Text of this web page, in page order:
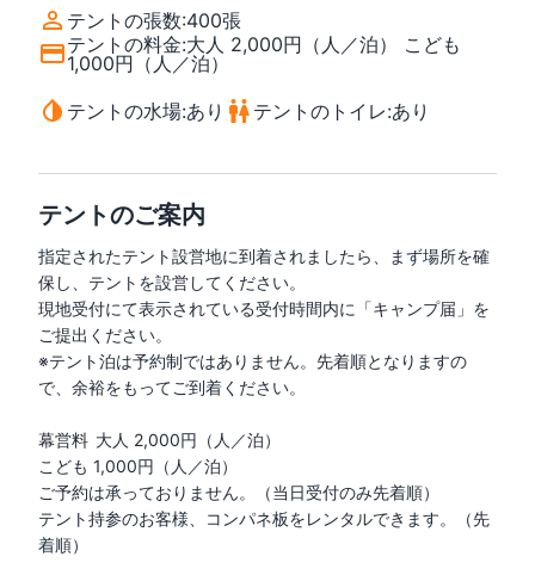
テントの張数:400張
テントの料金:大人 2,000円（人／泊） こども
1,000円（人／泊）
テントの水場:あり テントのトイレ:あり
テントのご案内
指定されたテント設営地に到着されましたら、まず場所を確
保し、テントを設営してください。
現地受付にて表示されている受付時間内に「キャンプ届」を
ご提出ください。
※テント泊は予約制ではありません。先着順となりますの
で、余裕をもってご到着ください。
幕営料	大人 2,000円（人／泊）
こども 1,000円（人／泊）
ご予約は承っておりません。（当日受付のみ先着順）
テント持参のお客様、コンパネ板をレンタルできます。（先
着順）